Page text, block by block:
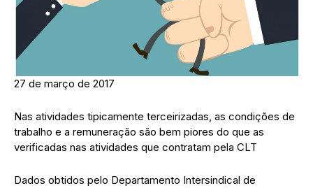
27 de março de 2017
Nas atividades tipicamente terceirizadas, as condições de
trabalho e a remuneração são bem piores do que as
verificadas nas atividades que contratam pela CLT
Dados obtidos pelo Departamento Intersindical de